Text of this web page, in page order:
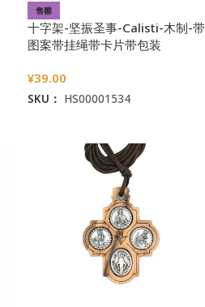
售罄
十字架-坚振圣事-Calisti-木制-带
图案带挂绳带卡片带包装
¥39.00
SKU： HS00001534